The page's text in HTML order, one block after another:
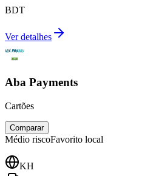
BDT
Ver detalhes
Aba Payments
Cartões
Comparar
Médio riscoFavorito local
KH